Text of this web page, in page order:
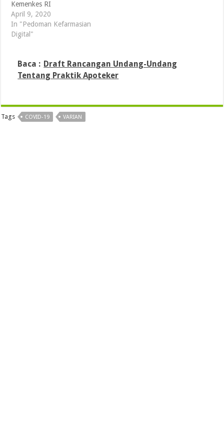
Kemenkes RI
April 9, 2020
In "Pedoman Kefarmasian
Digital"
Baca : Draft Rancangan Undang-Undang
Tentang Praktik Apoteker
Tags COVID-19 VARIAN